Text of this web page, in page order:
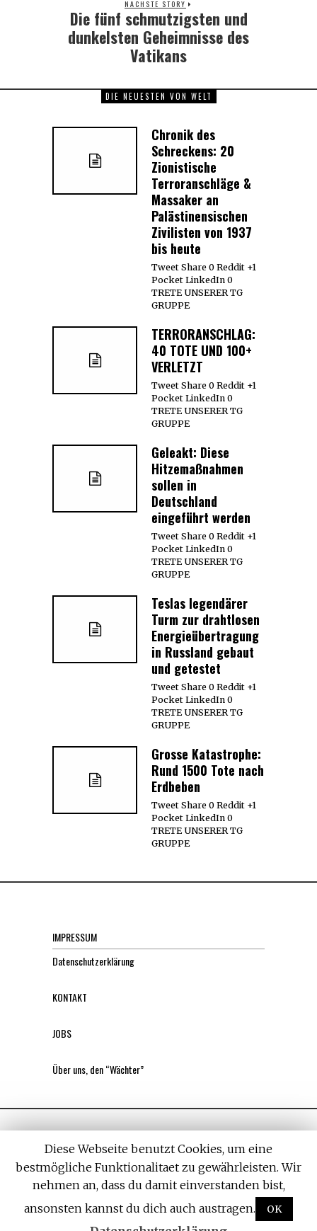
NÄCHSTE STORY
Next
post:
Die fünf schmutzigsten und
dunkelsten Geheimnisse des
Vatikans
DIE NEUESTEN VON WELT
Chronik des
Schreckens: 20
Zionistische
Terroranschläge &
Massaker an
Palästinensischen
Zivilisten von 1937
bis heute
Tweet Share 0 Reddit +1
Pocket LinkedIn 0
TRETE UNSERER TG
GRUPPE
TERRORANSCHLAG:
40 TOTE UND 100+
VERLETZT
Tweet Share 0 Reddit +1
Pocket LinkedIn 0
TRETE UNSERER TG
GRUPPE
Geleakt: Diese
Hitzemaßnahmen
sollen in
Deutschland
eingeführt werden
Tweet Share 0 Reddit +1
Pocket LinkedIn 0
TRETE UNSERER TG
GRUPPE
Teslas legendärer
Turm zur drahtlosen
Energieübertragung
in Russland gebaut
und getestet
Tweet Share 0 Reddit +1
Pocket LinkedIn 0
TRETE UNSERER TG
GRUPPE
Grosse Katastrophe:
Rund 1500 Tote nach
Erdbeben
Tweet Share 0 Reddit +1
Pocket LinkedIn 0
TRETE UNSERER TG
GRUPPE
IMPRESSUM
Datenschutzerklärung
KONTAKT
JOBS
Über uns, den “Wächter”
All rights reserved. Designed by Withemes
Diese Webseite benutzt Cookies, um eine
bestmögliche Funktionalitaet zu gewährleisten. Wir
nehmen an, dass du damit einverstanden bist,
ansonsten kannst du dich auch austragen.
OK